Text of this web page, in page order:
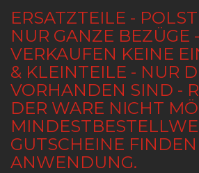
ERSATZTEILE -
NUR GANZE BEZÜGE
VERKAUFEN KEINE
& KLEINTEILE - NUR
VORHANDEN SIND -
DER WARE NICHT
GUTSCHEINE
ANWENDUNG.